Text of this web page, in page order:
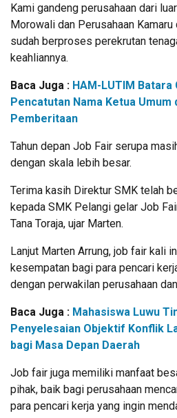
Kami gandeng perusahaan dari
Morowali dan Perusahaan
sudah berproses perekrutan
keahliannya.
Baca Juga : HAM-LUTIM
Pencatutan Nama Ketua Umum
Pemberitaan
Tahun depan Job Fair serupa
dengan skala lebih besar.
Terima kasih Direktur SMK telah
kepada SMK Pelangi gelar Job
Tana Toraja, ujar Marten.
Lanjut Marten Arrung, job fair kali
kesempatan bagi para pencari
dengan perwakilan perusahaan
Baca Juga : Mahasiswa Luwu
Penyelesaian Objektif Konflik
bagi Masa Depan Daerah
Job fair juga memiliki manfaat
pihak, baik bagi perusahaan
para pencari kerja yang ingin